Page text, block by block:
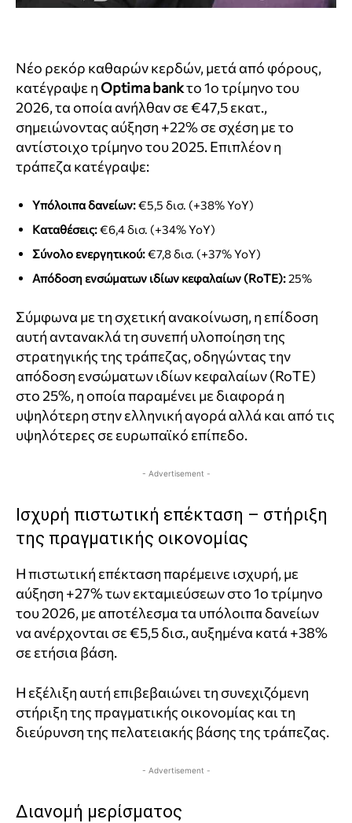
Νέο ρεκόρ καθαρών κερδών, μετά από φόρους,
κατέγραψε η Optima bankτο 1ο τρίμηνο του
2026, τα οποία ανήλθαν σε €47,5 εκατ.,
σημειώνοντας αύξηση +22% σε σχέση με το
αντίστοιχο τρίμηνο του 2025. Επιπλέον η
τράπεζα κατέγραψε:
Υπόλοιπα δανείων:€5,5 δισ. (+38% YoY)
Καταθέσεις:€6,4 δισ. (+34% YoY)
Σύνολο ενεργητικού:€7,8 δισ. (+37% YoY)
Απόδοση ενσώματων ιδίων κεφαλαίων (RoTE):25%
Σύμφωνα με τη σχετική ανακοίνωση, η επίδοση
αυτή αντανακλά τη συνεπή υλοποίηση της
στρατηγικής της τράπεζας, οδηγώντας την
απόδοση ενσώματων ιδίων κεφαλαίων (RoTE)
στο 25%, η οποία παραμένει με διαφορά η
υψηλότερη στην ελληνική αγορά αλλά και από τις
υψηλότερες σε ευρωπαϊκό επίπεδο.
- Advertisement -
Ισχυρή πιστωτική επέκταση – στήριξη
της πραγματικής οικονομίας
Η πιστωτική επέκταση παρέμεινε ισχυρή, με
αύξηση +27% των εκταμιεύσεων στο 1ο τρίμηνο
του 2026, με αποτέλεσμα τα υπόλοιπα δανείων
να ανέρχονται σε €5,5 δισ., αυξημένα κατά +38%
σε ετήσια βάση.
Η εξέλιξη αυτή επιβεβαιώνει τη συνεχιζόμενη
στήριξη της πραγματικής οικονομίας και τη
διεύρυνση της πελατειακής βάσης της τράπεζας.
- Advertisement -
Διανομή μερίσματος